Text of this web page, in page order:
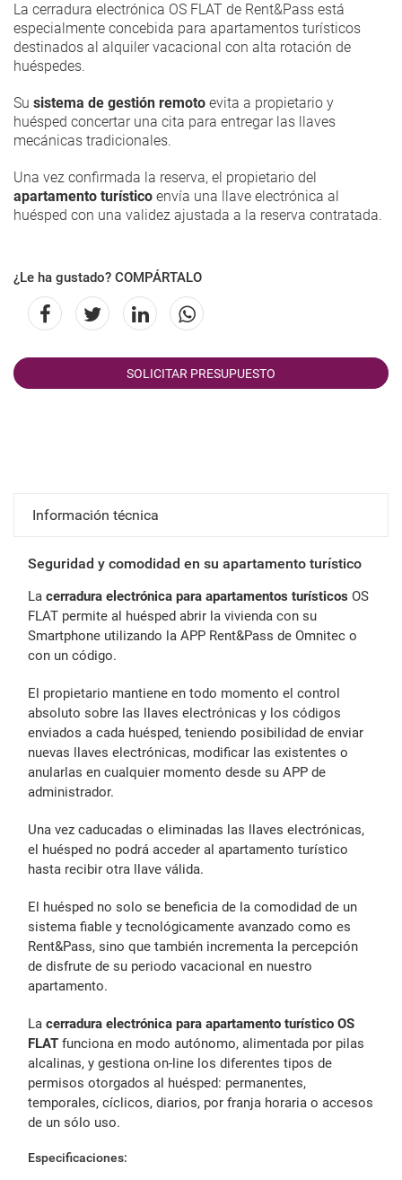
La cerradura electrónica OS FLAT de Rent&Pass está
especialmente concebida para apartamentos turísticos
destinados al alquiler vacacional con alta rotación de
huéspedes.
Su sistema de gestión remoto evita a propietario y
huésped concertar una cita para entregar las llaves
mecánicas tradicionales.
Una vez confirmada la reserva, el propietario del
apartamento turístico envía una llave electrónica al
huésped con una validez ajustada a la reserva contratada.
¿Le ha gustado? COMPÁRTALO
SOLICITAR PRESUPUESTO
Información técnica
Seguridad y comodidad en su apartamento turístico
La cerradura electrónica para apartamentos turísticos OS
FLAT permite al huésped abrir la vivienda con su
Smartphone utilizando la APP Rent&Pass de Omnitec o
con un código.
El propietario mantiene en todo momento el control
absoluto sobre las llaves electrónicas y los códigos
enviados a cada huésped, teniendo posibilidad de enviar
nuevas llaves electrónicas, modificar las existentes o
anularlas en cualquier momento desde su APP de
administrador.
Una vez caducadas o eliminadas las llaves electrónicas,
el huésped no podrá acceder al apartamento turístico
hasta recibir otra llave válida.
El huésped no solo se beneficia de la comodidad de un
sistema fiable y tecnológicamente avanzado como es
Rent&Pass, sino que también incrementa la percepción
de disfrute de su periodo vacacional en nuestro
apartamento.
La cerradura electrónica para apartamento turístico OS
FLAT funciona en modo autónomo, alimentada por pilas
alcalinas, y gestiona on-line los diferentes tipos de
permisos otorgados al huésped: permanentes,
temporales, cíclicos, diarios, por franja horaria o accesos
de un sólo uso.
Especificaciones: